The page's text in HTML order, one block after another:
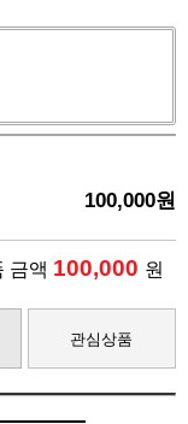
100,000원
금액 100,000 원
관심상품